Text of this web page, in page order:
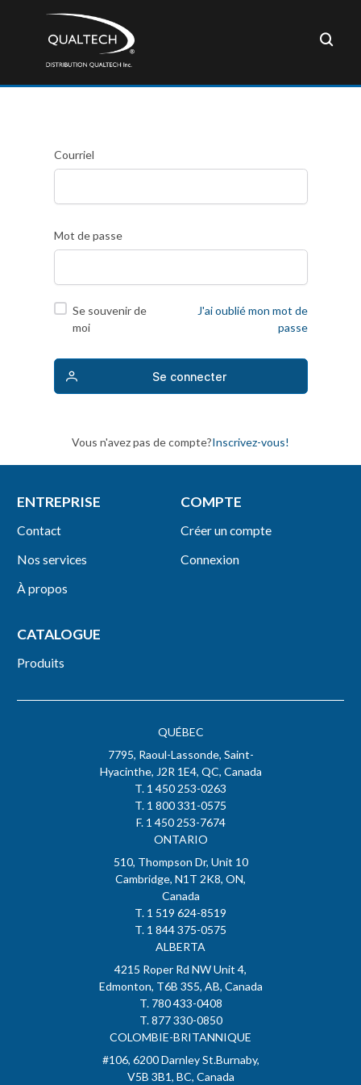
Courriel
Mot de passe
Se souvenir de
moi
J'ai oublié mon mot de
passe
Se connecter
Vous n'avez pas de compte?Inscrivez-vous!
QUÉBEC
7795, Raoul-Lassonde, Saint-
Hyacinthe, J2R 1E4, QC, Canada
T. 1 450 253-0263
T. 1 800 331-0575
F. 1 450 253-7674
ONTARIO
510, Thompson Dr, Unit 10
Cambridge, N1T 2K8, ON,
Canada
T. 1 519 624-8519
T. 1 844 375-0575
ALBERTA
4215 Roper Rd NW Unit 4,
Edmonton, T6B 3S5, AB, Canada
T. 780 433-0408
T. 877 330-0850
COLOMBIE-BRITANNIQUE
#106, 6200 Darnley St.Burnaby,
V5B 3B1, BC, Canada
ENTREPRISE
Contact
Nos services
À propos
COMPTE
Créer un compte
Connexion
CATALOGUE
Produits